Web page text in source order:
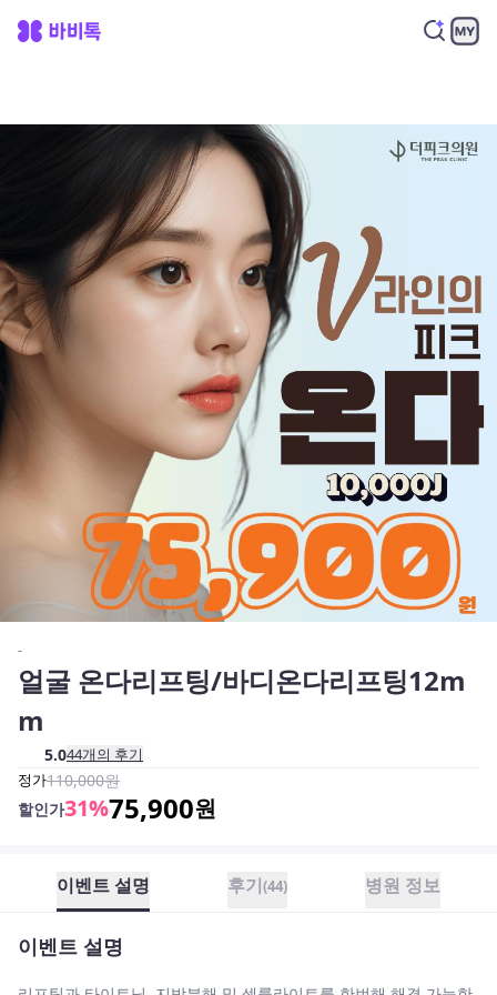
-
얼굴 온다리프팅/바디온다리프팅12m
m
5.044개의 후기
정가110,000원
할인가31%75,900원
이벤트 설명 후기(44) 병원 정보
이벤트 설명